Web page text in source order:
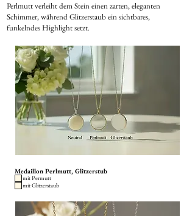
Perlmutt verleiht dem Stein einen zarten, eleganten
Schimmer, während Glitzerstaub ein sichtbares,
funkelndes Highlight setzt.
Medaillon Perlmutt, Glitzerstub
mit Permutt
mit Glitzerstaub